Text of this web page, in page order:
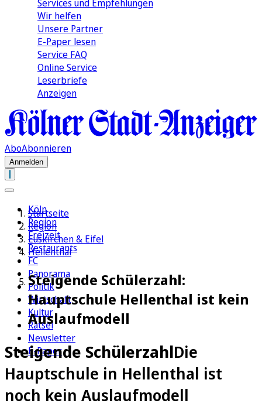
Services und Empfehlungen
Wir helfen
Unsere Partner
E-Paper lesen
Service FAQ
Online Service
Leserbriefe
Anzeigen
AboAbonnieren
Anmelden
Köln
Region
Freizeit
Restaurants
FC
Panorama
Politik
Wirtschaft
Kultur
Rätsel
Newsletter
E-Paper
Startseite
Region
Euskirchen & Eifel
Hellenthal
Steigende Schülerzahl:
Hauptschule Hellenthal ist kein
Auslaufmodell
Steigende SchülerzahlDie
Hauptschule in Hellenthal ist
noch kein Auslaufmodell